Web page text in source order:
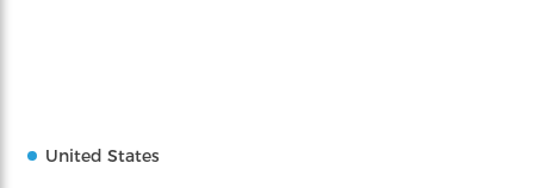
United States